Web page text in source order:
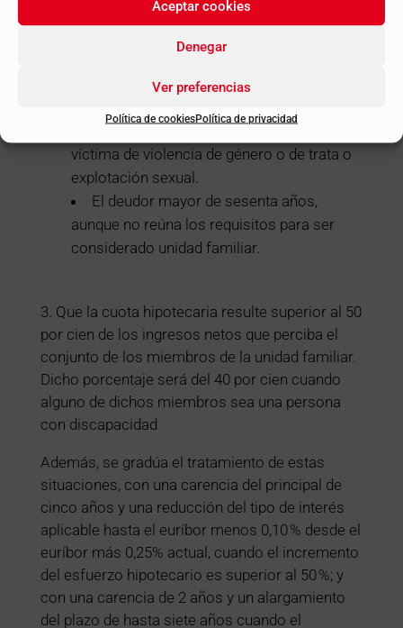
Aceptar cookies
Denegar
Ver preferencias
Política de cookiesPolítica de privacidad
encuentren en situación personal de
grave que les incapacite acreditadamente
de forma temporal o permanente para
La unidad familiar en que exista una
víctima de violencia de género o de trata o
explotación sexual.
El deudor mayor de sesenta años,
aunque no reúna los requisitos para ser
considerado unidad familiar.
3. Que la cuota hipotecaria resulte superior al 50
por cien de los ingresos netos que perciba el
conjunto de los miembros de la unidad familiar.
Dicho porcentaje será del 40 por cien cuando
alguno de dichos miembros sea una persona
con discapacidad
Además, se gradúa el tratamiento de estas
situaciones, con una carencia del principal de
cinco años y una reducción del tipo de interés
aplicable hasta el euríbor menos 0,10 % desde el
euríbor más 0,25% actual, cuando el incremento
del esfuerzo hipotecario es superior al 50 %; y
con una carencia de 2 años y un alargamiento
del plazo de hasta siete años cuando el